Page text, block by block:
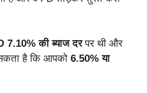
7.10% की ब्याज दरपर थी और
है कि आपको 6.50% या